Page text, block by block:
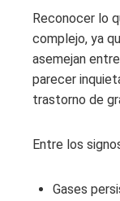
Reconocer lo
complejo, ya
asemejan
parecer
trastorno de
Entre los
Gases